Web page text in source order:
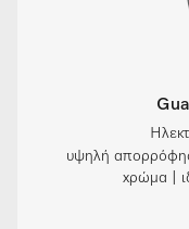
υψηλή
χρώμα |